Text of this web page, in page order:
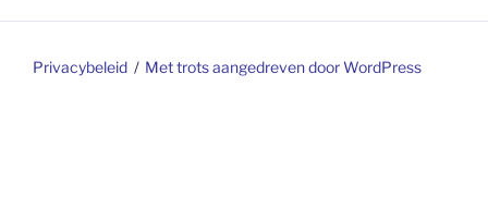
Privacybeleid Met trots aangedreven door WordPress